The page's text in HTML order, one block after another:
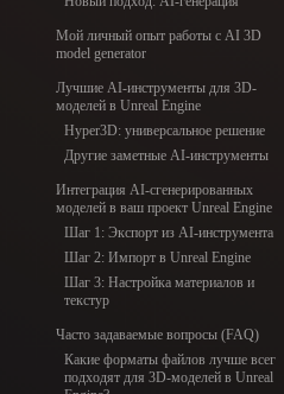
Hand-Painted
Organic
Мой личный опыт работы с AI 3D
model generator
Лучшие AI-инструменты для 3D-
моделей в Unreal Engine
Hyper3D: универсальное решение
Другие заметные AI-инструменты
Интеграция AI-сгенерированных
моделей в ваш проект Unreal Engine
Шаг 1: Экспорт из AI-инструмента
Шаг 2: Импорт в Unreal Engine
Шаг 3: Настройка материалов и
текстур
Часто задаваемые вопросы (FAQ)
Какие форматы файлов лучше всего
подходят для 3D-моделей в Unreal